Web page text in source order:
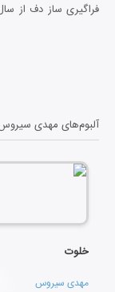
آلبوم‌های مهدی
خلوت
مهدی سیروس